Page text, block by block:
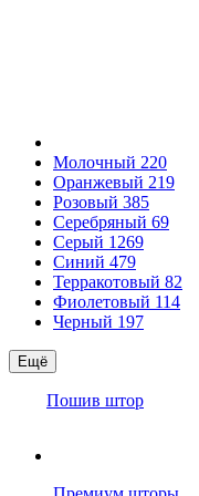
Молочный 220
Оранжевый 219
Розовый 385
Серебряный 69
Серый 1269
Синий 479
Терракотовый 82
Фиолетовый 114
Черный 197
Ещё
Пошив штор